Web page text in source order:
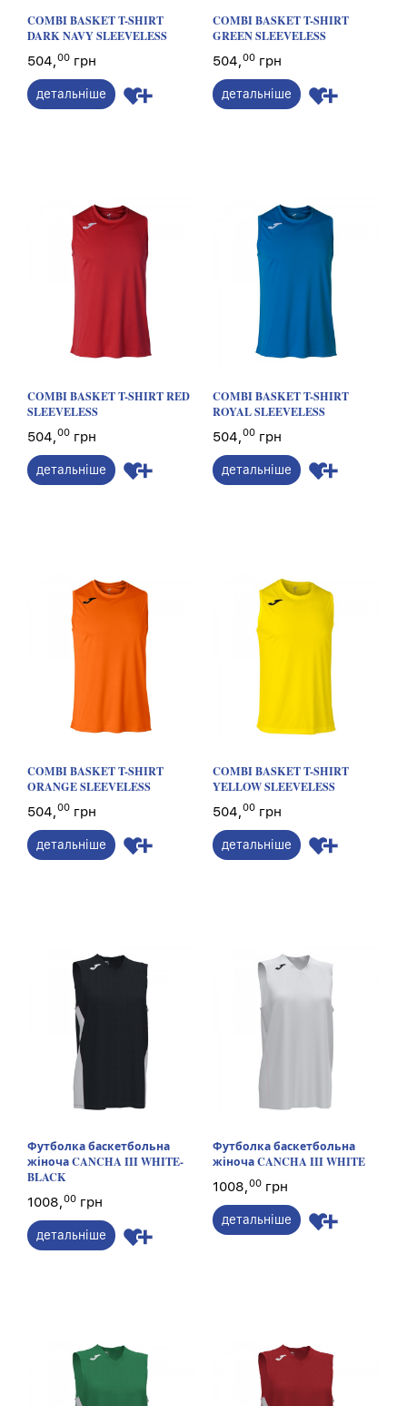
COMBI BASKET T-SHIRT
DARK NAVY SLEEVELESS
504,00 грн
детальніше
COMBI BASKET T-SHIRT
GREEN SLEEVELESS
504,00 грн
детальніше
COMBI BASKET T-SHIRT RED
SLEEVELESS
504,00 грн
детальніше
COMBI BASKET T-SHIRT
ROYAL SLEEVELESS
504,00 грн
детальніше
COMBI BASKET T-SHIRT
ORANGE SLEEVELESS
504,00 грн
детальніше
COMBI BASKET T-SHIRT
YELLOW SLEEVELESS
504,00 грн
детальніше
Футболка баскетбольна
жіноча CANCHA III WHITE-
BLACK
1008,00 грн
детальніше
Футболка баскетбольна
жіноча CANCHA III WHITE
1008,00 грн
детальніше